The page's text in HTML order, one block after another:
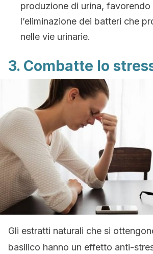
produzione di urina, favorendo
l’eliminazione dei batteri che
nelle vie urinarie.
3. Combatte lo
Gli estratti naturali che si
basilico hanno un effetto anti-